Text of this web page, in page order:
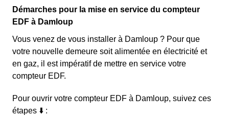
Démarches pour la mise en service du compteur
EDF à Damloup
Vous venez de vous installer à Damloup ? Pour que
votre nouvelle demeure soit alimentée en électricité et
en gaz, il est impératif de mettre en service votre
compteur EDF.
Pour ouvrir votre compteur EDF à Damloup, suivez ces
étapes ⬇️ :